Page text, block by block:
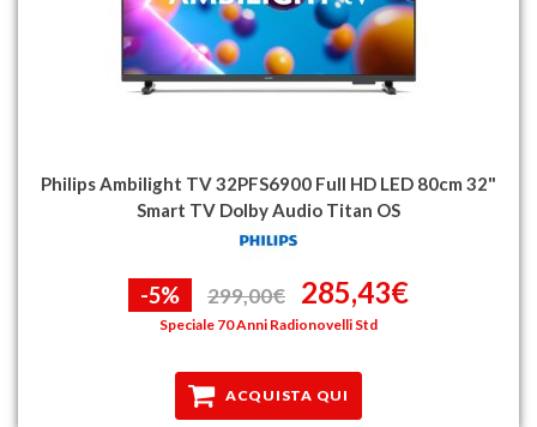
Philips Ambilight TV 32PFS6900 Full HD LED 80cm 32"
Smart TV Dolby Audio Titan OS
-5% 299,00€ 285,43€
Speciale 70 Anni Radionovelli Std
ACQUISTA QUI